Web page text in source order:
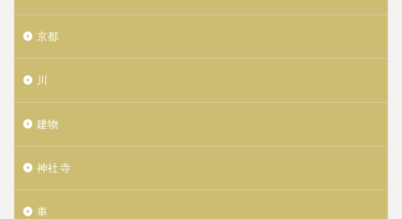
京都
川
建物
神社 寺
車